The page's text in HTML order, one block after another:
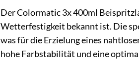
Der Colormatic 3x 400ml
Wetterfestigkeit bekannt ist. Die
was für die Erzielung eines
hohe Farbstabilität und eine